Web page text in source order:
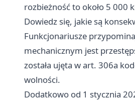
rozbieżność to około 5 000
Dowiedz się, jakie są
Funkcjonariusze
mechanicznym jest
została ujęta w art. 306a
wolności.
Dodatkowo od 1 stycznia